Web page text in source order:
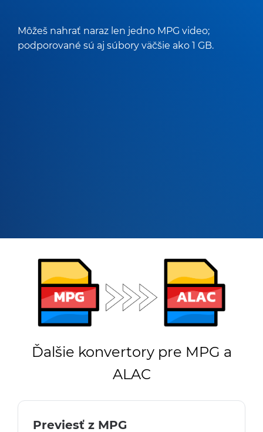
Môžeš nahrať naraz len jedno MPG video;
podporované sú aj súbory väčšie ako 1 GB.
Ďalšie konvertory pre MPG a
ALAC
Previesť z MPG